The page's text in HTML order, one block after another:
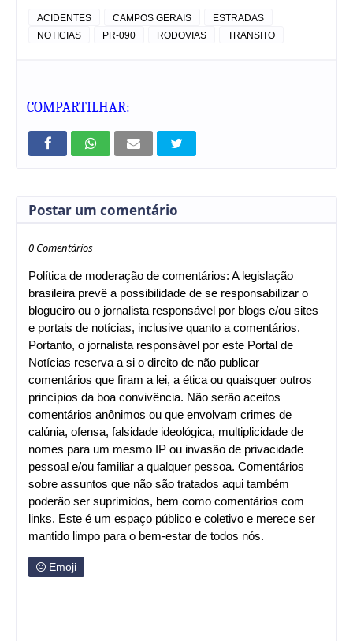
ACIDENTES CAMPOS GERAIS
ESTRADAS
NOTICIAS
PR-090 RODOVIAS TRANSITO
COMPARTILHAR:
Postar um comentário
0 Comentários
Política de moderação de comentários: A legislação
brasileira prevê a possibilidade de se responsabilizar o
blogueiro ou o jornalista responsável por blogs e/ou sites
e portais de notícias, inclusive quanto a comentários.
Portanto, o jornalista responsável por este Portal de
Notícias reserva a si o direito de não publicar
comentários que firam a lei, a ética ou quaisquer outros
princípios da boa convivência. Não serão aceitos
comentários anônimos ou que envolvam crimes de
calúnia, ofensa, falsidade ideológica, multiplicidade de
nomes para um mesmo IP ou invasão de privacidade
pessoal e/ou familiar a qualquer pessoa. Comentários
sobre assuntos que não são tratados aqui também
poderão ser suprimidos, bem como comentários com
links. Este é um espaço público e coletivo e merece ser
mantido limpo para o bem-estar de todos nós.
Emoji